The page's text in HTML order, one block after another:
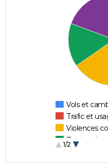
Vols et
Trafic et
Violences
1/2